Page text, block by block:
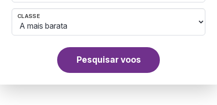
CLASSE
Pesquisar voos